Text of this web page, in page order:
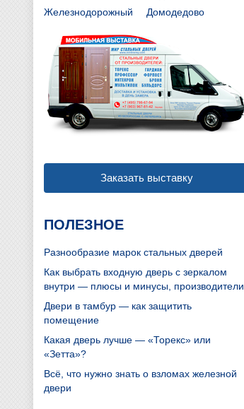
Железнодорожный
Домодедово
Заказать выставку
ПОЛЕЗНОЕ
Разнообразие марок стальных дверей
Как выбрать входную дверь с зеркалом
внутри — плюсы и минусы, производители
Двери в тамбур — как защитить
помещение
Какая дверь лучше — «Торекс» или
«Зетта»?
Всё, что нужно знать о взломах железной
двери